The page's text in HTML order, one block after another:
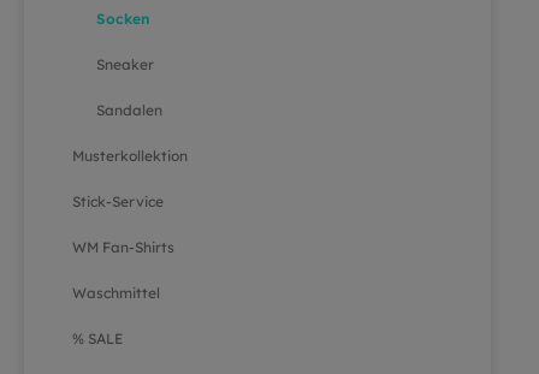
Socken
Sneaker
Sandalen
Musterkollektion
Stick-Service
WM Fan-Shirts
Waschmittel
% SALE